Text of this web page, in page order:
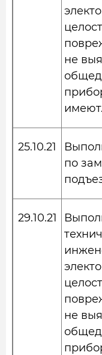
не
имеют.
25.10.21
по
29.10.21
не